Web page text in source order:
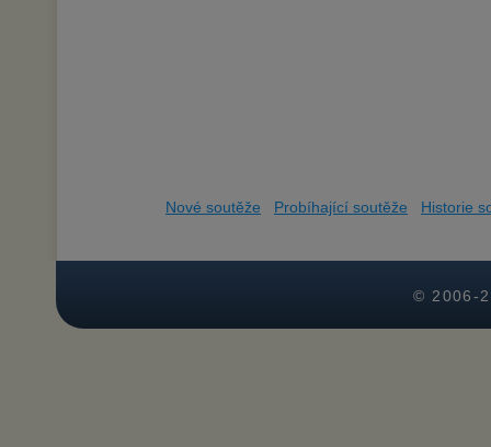
Nové soutěže Probíhající soutěže Historie
© 2006-